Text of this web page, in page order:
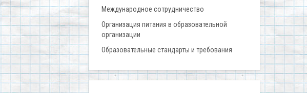
Международное сотрудничество
Организация питания в образовательной
организации
Образовательные стандарты и требования